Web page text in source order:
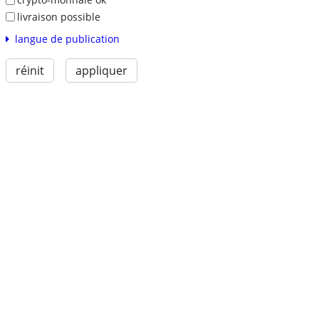
livraison possible
langue de publication
réinit appliquer